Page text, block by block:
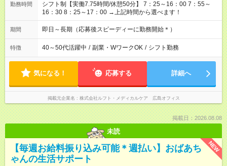
勤務時間
シフト制【実働7.75時間/休憩50分】 7：25～16：00 7：55～
16：30 8：25～17：00 →上記時間から選べます！
期間 即日～長期（応募後スピーディーに勤務開始＊）
特徴 40～50代活躍中 / 副業・WワークOK / シフト勤務
気になる！ 応募する 詳細へ
掲載元企業名 株式会社ルフト・メディカルケア 広島オフィス
掲載日：2026.08.08
未読
NEW
【毎週お給料振り込み可能＊週払い】おばあち
ゃんの生活サポート